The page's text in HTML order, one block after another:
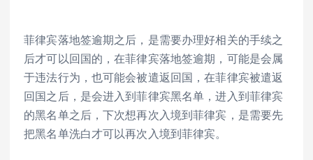
菲律宾落地签逾期之后，是需要办理好相关的手续之
后才可以回国的，在菲律宾落地签逾期，可能是会属
于违法行为，也可能会被遣返回国，在菲律宾被遣返
回国之后，是会进入到菲律宾黑名单，进入到菲律宾
的黑名单之后，下次想再次入境到菲律宾，是需要先
把黑名单洗白才可以再次入境到菲律宾。